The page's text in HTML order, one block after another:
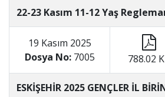
22-23 Kasım 11-12 Yaş
19 Kasım 2025
Dosya No:7005 788.02
ESKİŞEHİR 2025 GENÇLER İL